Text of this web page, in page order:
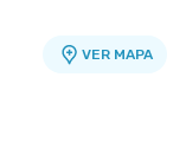
VER MAPA